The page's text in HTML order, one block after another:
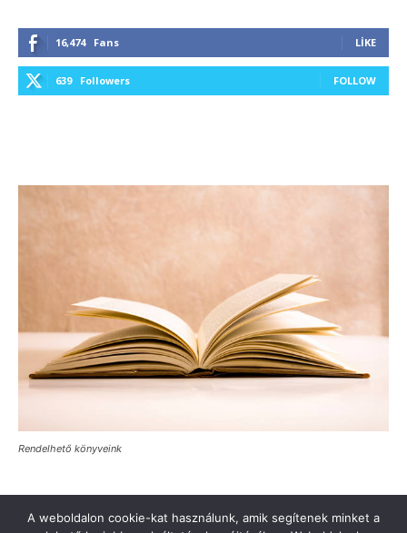
16,474 Fans LIKE
639 Followers FOLLOW
Rendelhető könyveink
A weboldalon cookie-kat használunk, amik segítenek minket a